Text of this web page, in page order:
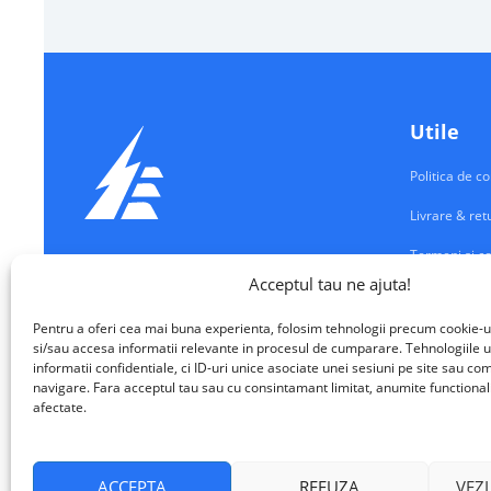
Acceptul tau ne ajuta!
Pentru a oferi cea mai buna experienta, folosim tehnologii precum cookie-
si/sau accesa informatii relevante in procesul de cumparare. Tehnologiile
informatii confidentiale, ci ID-uri unice asociate unei sesiuni pe site sau
navigare. Fara acceptul tau sau cu consintamant limitat, anumite
afectate.
ACCEPTA REFUZA
Echipamente Electrice
Utile
Politica de
Livrare &
Termeni si
Contul meu
Contact